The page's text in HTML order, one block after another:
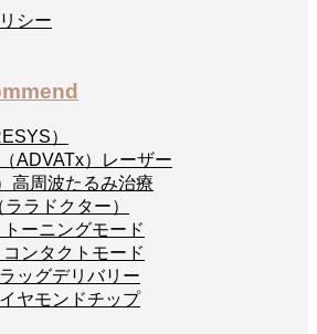
シー
）
ADVATx）レーザー
高周波たるみ治療
ラドクター）
ーニングモード
ンタクトモード
ッグデリバリー
ヤモンドチップ